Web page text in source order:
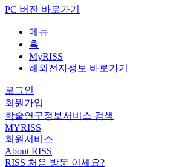
PC 버전 바로가기
메뉴
홈
MyRISS
해외전자정보 바로가기
로그인
회원가입
학술연구정보서비스 검색
MYRISS
회원서비스
About RISS
RISS 처음 방문 이세요?